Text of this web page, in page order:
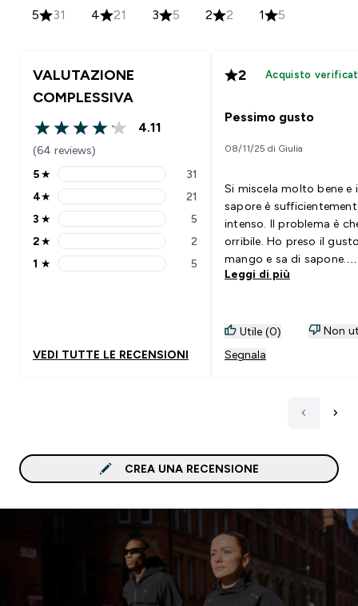
5 31 4 21 3 5 2 2 1 5
VALUTAZIONE
COMPLESSIVA
4.11 out of 5 stars
4.11
(64 reviews)
5 stars rating 31 reviews
5★ 31
4 stars rating 21 reviews
4★ 21
3 stars rating 5 reviews
3 ★ 5
2 stars rating 2 reviews
2★ 2
1 stars rating 5 reviews
1 ★ 5
VEDI TUTTE LE RECENSIONI
2 Acquisto
Pessimo gusto
08/11/25 di Giulia
Si miscela molto bene e
sapore è
intenso. Il problema è
orribile. Ho preso il
mango e sa di sapone.
Peccato perché ci
mi ero trovata male.
Leggi di più
Utile (0)
Non
Segnala
CREA UNA RECENSIONE